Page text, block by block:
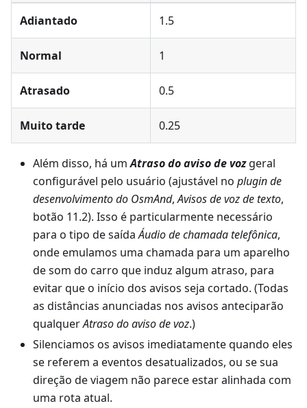
Adiantado 1.5
Normal 1
Atrasado 0.5
Muito tarde 0.25
Além disso, há umAtraso do aviso de vozgeral
configurável pelo usuário (ajustável no plugin de
desenvolvimento do OsmAnd,Avisos de voz de texto,
botão 11.2). Isso é particularmente necessário
para o tipo de saídaÁudio de chamada telefônica,
onde emulamos uma chamada para um aparelho
de som do carro que induz algum atraso, para
evitar que o início dos avisos seja cortado. (Todas
as distâncias anunciadas nos avisos anteciparão
qualquerAtraso do aviso de voz.)
Silenciamos os avisos imediatamente quando eles
se referem a eventos desatualizados, ou se sua
direção de viagem não parece estar alinhada com
uma rota atual.